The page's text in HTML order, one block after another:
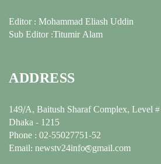
Editor : Mohammad Eliash Uddin
Sub Editor :Titumir Alam
ADDRESS
149/A, Baitush Sharaf Complex, Level
Dhaka - 1215
Phone : 02-55027751-52
Email: newstv24info@gmail.com